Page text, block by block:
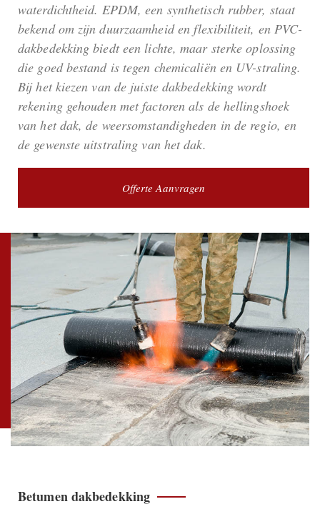
waterdichtheid. EPDM, een synthetisch rubber, staat
bekend om zijn duurzaamheid en flexibiliteit, en PVC-
dakbedekking biedt een lichte, maar sterke oplossing
die goed bestand is tegen chemicaliën en UV-straling.
Bij het kiezen van de juiste dakbedekking wordt
rekening gehouden met factoren als de hellingshoek
van het dak, de weersomstandigheden in de regio, en
de gewenste uitstraling van het dak.
Offerte Aanvragen
Betumen dakbedekking